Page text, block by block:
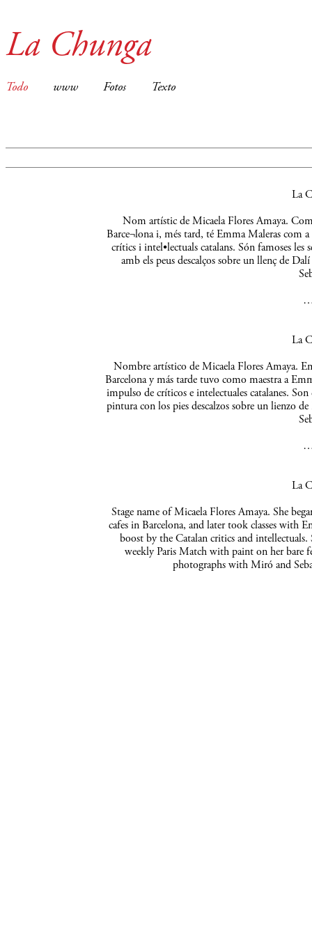
La Chunga
Todo www Fotos Texto
La
Nom artístic de Micaela Flores Amaya.
Barce¬lona i, més tard, té Emma Maleras com
crítics i intel•lectuals catalans. Són famoses
amb els peus descalços sobre un llenç de
La
Nombre artístico de Micaela Flores Amaya.
Barcelona y más tarde tuvo como maestra a
impulso de críticos e intelectuales catalanes.
pintura con los pies descalzos sobre un lienzo
La
Stage name of Micaela Flores Amaya. She
cafes in Barcelona, and later took classes with
boost by the Catalan critics and
weekly Paris Match with paint on her bare
photographs with Miró and